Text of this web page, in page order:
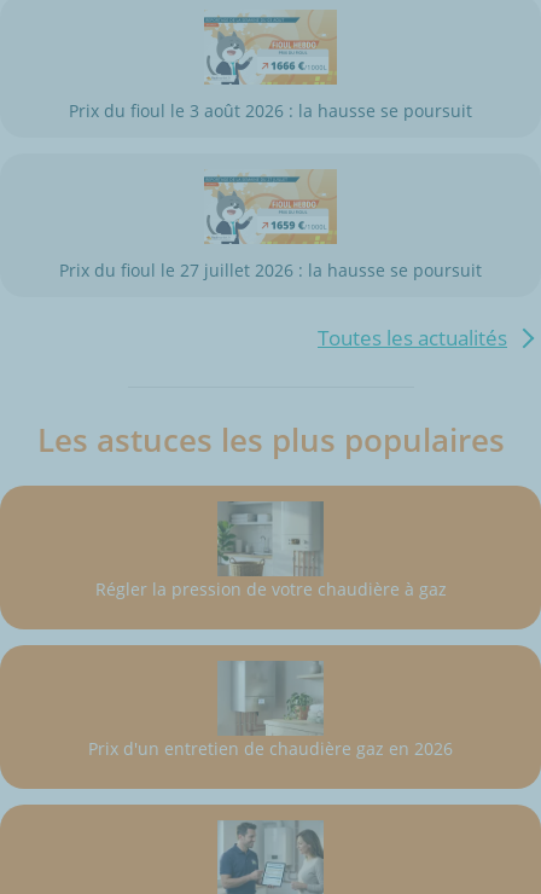
Prix du fioul le 3 août 2026 : la hausse se poursuit
Prix du fioul le 27 juillet 2026 : la hausse se poursuit
Toutes les actualités
Les astuces les plus populaires
Régler la pression de votre chaudière à gaz
Prix d'un entretien de chaudière gaz en 2026